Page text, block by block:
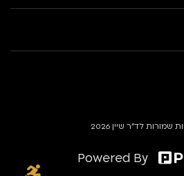
שמורות לד״ר שיין 2026
Powered By